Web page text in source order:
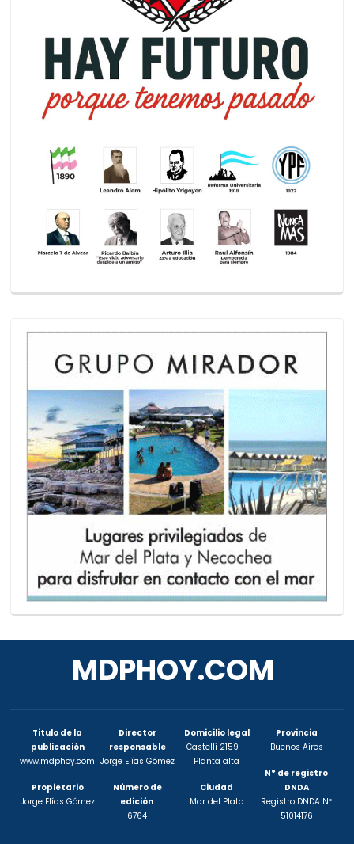
MDPHOY.COM
Titulo de la
publicación
www.mdphoy.com
Propietario
Jorge Elías Gómez
Director
responsable
Jorge Elías Gómez
Número de
edición
6764
Domicilio legal
Castelli 2159 –
Planta alta
Ciudad
Mar del Plata
Provincia
Buenos Aires
N° de registro
DNDA
Registro DNDA Nº
51014176